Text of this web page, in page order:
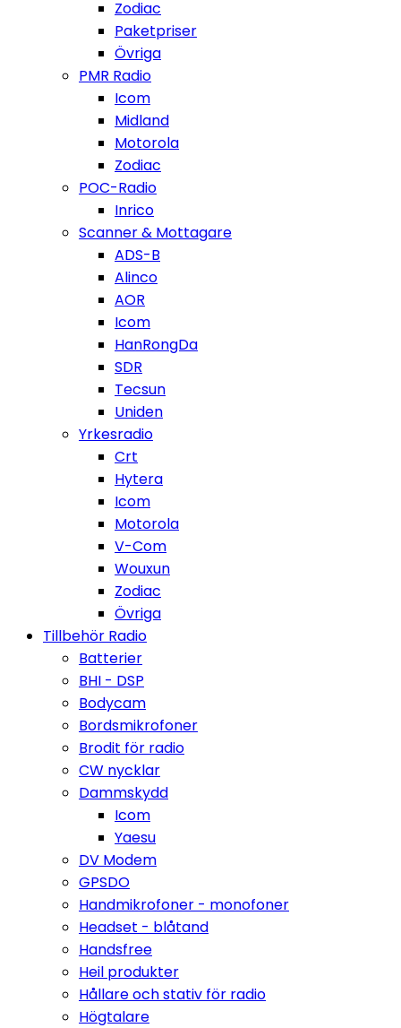
Zodiac
Paketpriser
Övriga
PMR Radio
Icom
Midland
Motorola
Zodiac
POC-Radio
Inrico
Scanner & Mottagare
ADS-B
Alinco
AOR
Icom
HanRongDa
SDR
Tecsun
Uniden
Yrkesradio
Crt
Hytera
Icom
Motorola
V-Com
Wouxun
Zodiac
Övriga
Tillbehör Radio
Batterier
BHI - DSP
Bodycam
Bordsmikrofoner
Brodit för radio
CW nycklar
Dammskydd
Icom
Yaesu
DV Modem
GPSDO
Handmikrofoner - monofoner
Headset - blåtand
Handsfree
Heil produkter
Hållare och stativ för radio
Högtalare